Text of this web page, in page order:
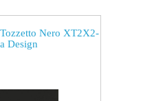
Nero XT2X2-
Design